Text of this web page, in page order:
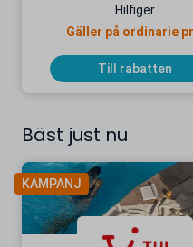
Hilfiger
Gäller på ordinarie
Till rabatten
Bäst just nu
KAMPANJ